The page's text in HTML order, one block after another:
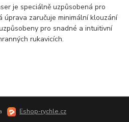
je speciálně uzpůsobená pro
úprava zaručuje minimální klouzání
pro snadné a intuitivní
rukavicích.
Eshop-rychle.cz